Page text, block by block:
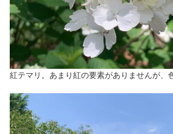
紅テマリ。あまり紅の要素がありませんが、